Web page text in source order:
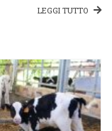
LEGGI TUTTO